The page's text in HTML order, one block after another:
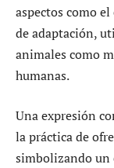
aspectos como
de adaptación,
animales como
humanas.
Una expresión
la práctica de
simbolizando un